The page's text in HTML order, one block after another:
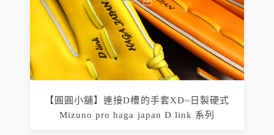
【圓圓小舖】連接D槽的手套XD~日製硬式
Mizuno pro haga japan D link 系列